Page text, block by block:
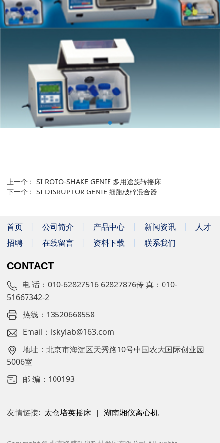
上一个：SI ROTO-SHAKE GENIE 多用途旋转摇床
下一个：SI DISRUPTOR GENIE 细胞破碎混合器
首页 丨 公司简介 丨 产品中心 丨 新闻资讯 丨
人才
招聘
丨 在线留言 丨 资料下载 丨 联系我们
CONTACT
电 话：010-62827516 62827876传 真：010-
51667342-2
热线：13520668558
Email：lskylab@163.com
地址：北京市海淀区天秀路10号中国农大国际创业园
5006室
邮 编：100193
友情链接: 太仓培英摇床 |湖南湘仪离心机